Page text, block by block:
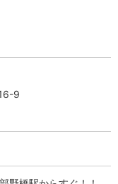
9